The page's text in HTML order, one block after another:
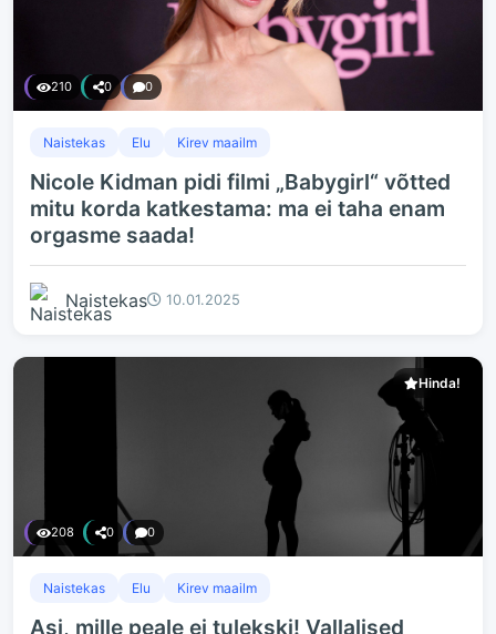
210 0 0
Naistekas Elu Kirev maailm
Nicole Kidman pidi filmi „Babygirl“ võtted
mitu korda katkestama: ma ei taha enam
orgasme saada!
Naistekas 10.01.2025
Hinda!
208 0 0
Naistekas Elu Kirev maailm
Asi, mille peale ei tulekski! Vallalised